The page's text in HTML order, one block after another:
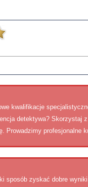
kwalifikacje
detektywa? Skorzystaj
Prowadzimy profesjonalne
sposób zyskać dobre